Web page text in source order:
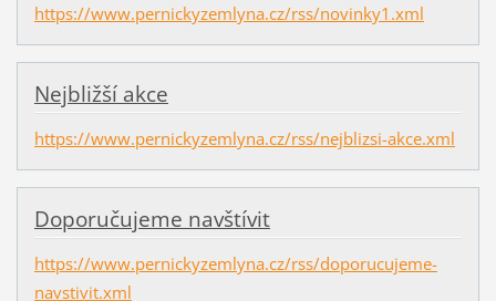
https://www.pernickyzemlyna.cz/rss/novinky1.xml
Nejbližší akce
https://www.pernickyzemlyna.cz/rss/nejblizsi-akce.xml
Doporučujeme navštívit
https://www.pernickyzemlyna.cz/rss/doporucujeme-
navstivit.xml